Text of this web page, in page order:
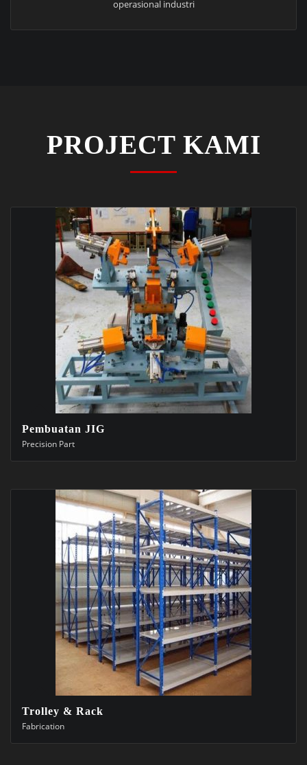
operasional industri
PROJECT KAMI
Pembuatan JIG
Precision Part
Trolley & Rack
Fabrication